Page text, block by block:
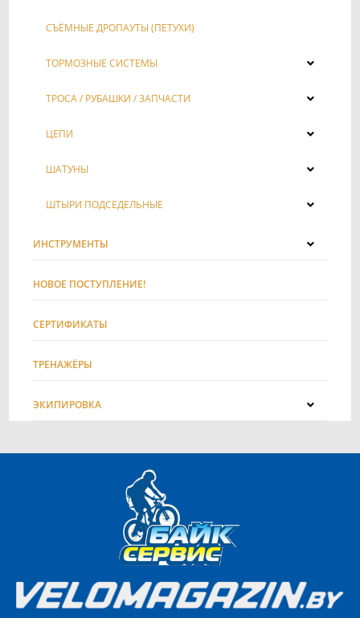
СЪЁМНЫЕ ДРОПАУТЫ (ПЕТУХИ)
ТОРМОЗНЫЕ СИСТЕМЫ
ТРОСА / РУБАШКИ / ЗАПЧАСТИ
ЦЕПИ
ШАТУНЫ
ШТЫРИ ПОДСЕДЕЛЬНЫЕ
ИНСТРУМЕНТЫ
НОВОЕ ПОСТУПЛЕНИЕ!
СЕРТИФИКАТЫ
ТРЕНАЖЁРЫ
ЭКИПИРОВКА